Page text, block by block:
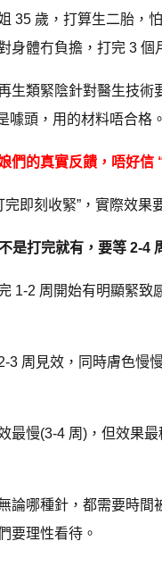
歲，打算生二胎，怕
身體冇負擔，打完 3 個
類緊陰針對醫生技術
噱頭，用的材料唔合格。
們的真實反饋，唔好信
刻收緊”，實際效果
是打完就有，要等 2-4
2 周開始有明顯緊致
見效，同時膚色慢慢
慢(3-4 周)，但效果最
哪種針，都需要時間被
要理性看待。